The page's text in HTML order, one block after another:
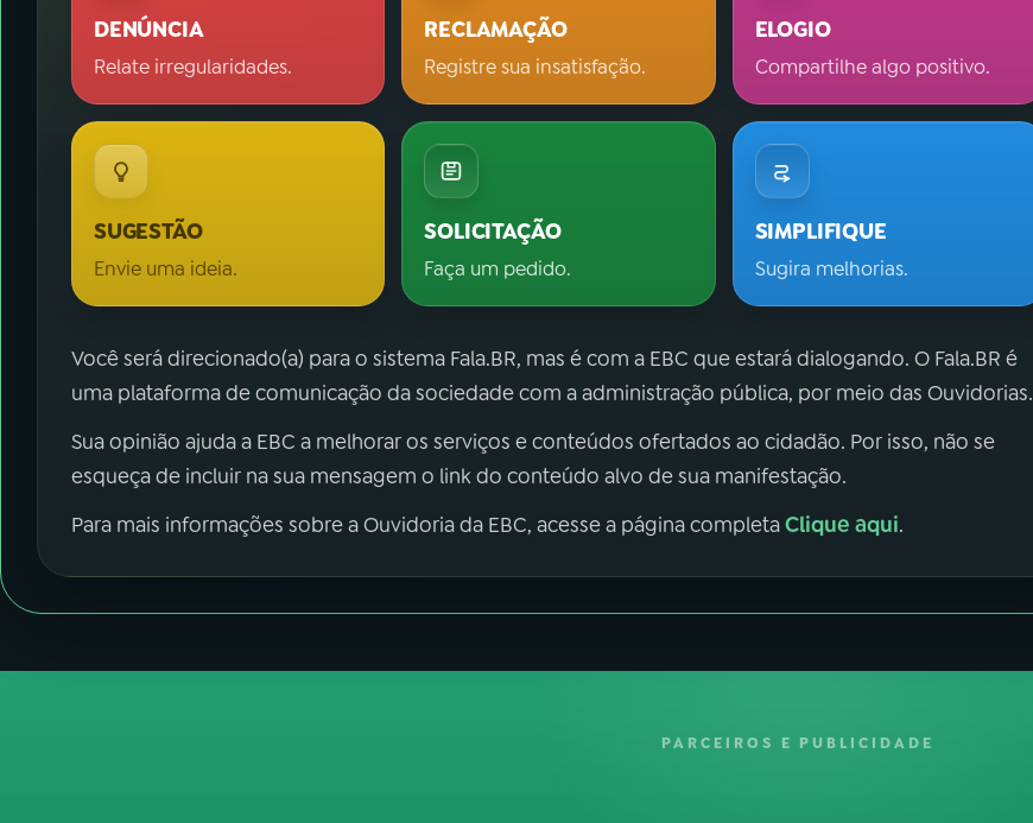
DENÚNCIA
Relate irregularidades.
RECLAMAÇÃO
Registre sua insatisfação.
ELOGIO
Compartilhe algo positivo.
SUGESTÃO
Envie uma ideia.
SOLICITAÇÃO
Faça um pedido.
SIMPLIFIQUE
Sugira melhorias.
Você será direcionado(a) para o sistema Fala.BR, mas é com a EBC que estará dialogando. O Fala.BR é
uma plataforma de comunicação da sociedade com a administração pública, por meio das Ouvidorias.
Sua opinião ajuda a EBC a melhorar os serviços e conteúdos ofertados ao cidadão. Por isso, não se
esqueça de incluir na sua mensagem o link do conteúdo alvo de sua manifestação.
Para mais informações sobre a Ouvidoria da EBC, acesse a página completaClique aqui.
PARCEIROS E PUBLICIDADE